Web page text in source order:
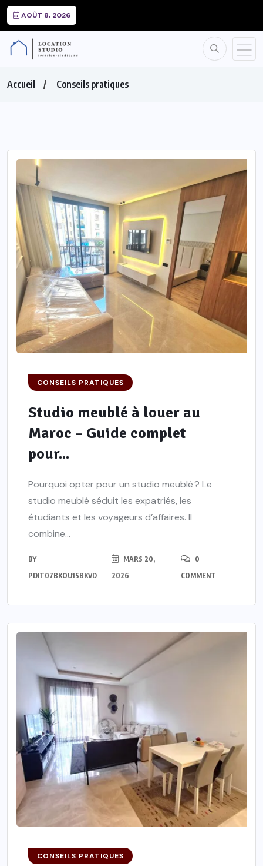
AOÛT 8, 2026
Accueil Conseils pratiques
CONSEILS PRATIQUES
Studio meublé à louer au
Maroc – Guide complet
pour...
Pourquoi opter pour un studio meublé ? Le
studio meublé séduit les expatriés, les
étudiants et les voyageurs d’affaires. Il
combine...
BY
PDIT07BKOU1SBKVD
MARS 20,
2026
0
COMMENT
CONSEILS PRATIQUES